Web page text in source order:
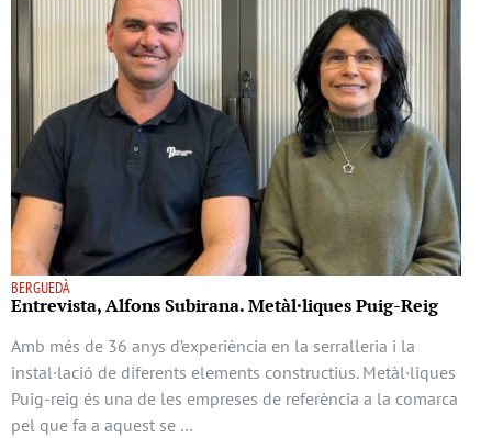
BERGUEDÀ
Entrevista, Alfons Subirana. Metàl·liques Puig-Reig
Amb més de 36 anys d’experiència en la serralleria i la
instal·lació de diferents elements constructius. Metàl·liques
Puig-reig és una de les empreses de referència a la comarca
pel que fa a aquest se …